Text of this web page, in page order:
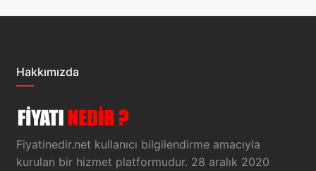
Hakkımızda
Fiyatinedir.net kullanıcı bilgilendirme amacıyla
kurulan bir hizmet platformudur. 28 aralık 2020